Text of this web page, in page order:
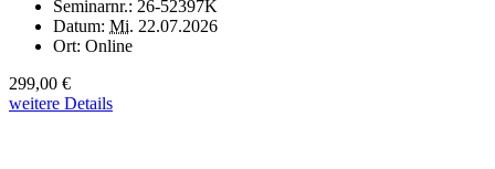
Seminarnr.: 26-52397K
Datum: Mi. 22.07.2026
Ort: Online
299,00 €
weitere Details